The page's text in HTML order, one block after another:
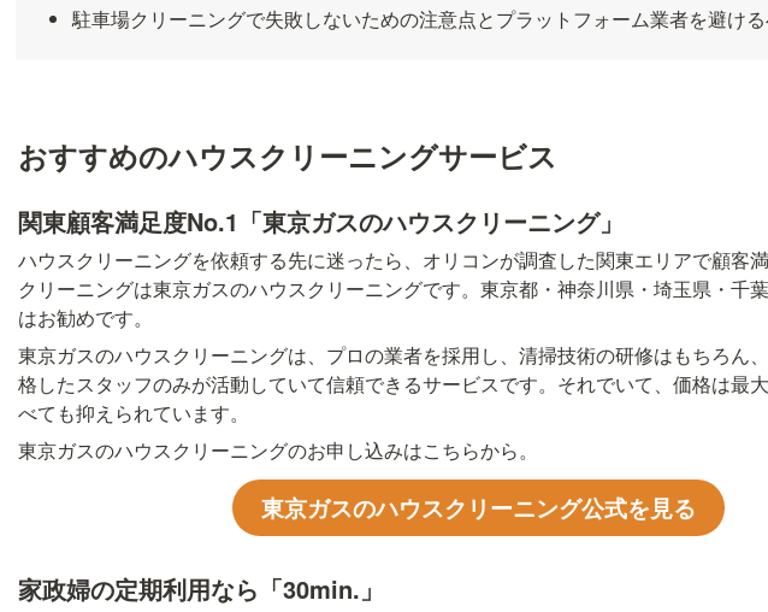
駐車場クリーニングで失敗しないための注意点とプラットフォーム業者を避け
おすすめのハウスクリーニングサービス
関東顧客満足度No.1「東京ガスのハウスクリーニング」
ハウスクリーニングを依頼する先に迷ったら、オリコンが調査した関東エリアで顧客
クリーニングは東京ガスのハウスクリーニングです。東京都・神奈川県・埼玉県・千
はお勧めです。
東京ガスのハウスクリーニングは、プロの業者を採用し、清掃技術の研修はもちろん
格したスタッフのみが活動していて信頼できるサービスです。それでいて、価格は最
べても抑えられています。
東京ガスのハウスクリーニングのお申し込みはこちらから。
東京ガスのハウスクリーニング公式を見る
家政婦の定期利用なら「30min.」